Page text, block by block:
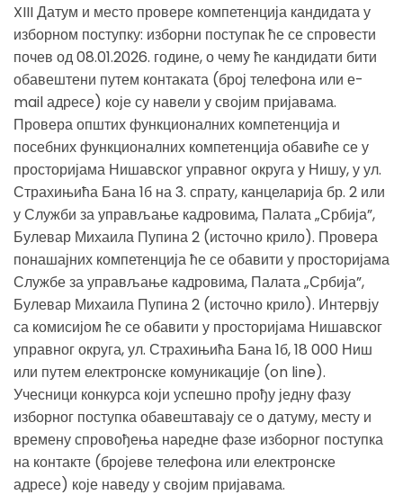
XIII Датум и место провере компетенција кандидата у
изборном поступку: изборни поступак ће се спровести
почев од 08.01.2026. године, о чему ће кандидати бити
обавештени путем контаката (број телефона или е-
mail адресе) које су навели у својим пријавама.
Провера општих функционалних компетенција и
посебних функционалних компетенција обавиће се у
просторијама Нишавског управног округа у Нишу, у ул.
Страхињића Бана 1б на 3. спрату, канцеларија бр. 2 или
у Служби за управљање кадровима, Палата „Србија”,
Булевар Михаила Пупина 2 (источно крило). Провера
понашајних компетенција ће се обавити у просторијама
Службе за управљање кадровима, Палата „Србија”,
Булевар Михаила Пупина 2 (источно крило). Интервју
са комисијом ће се обавити у просторијама Нишавског
управног округа, ул. Страхињића Бана 1б, 18 000 Ниш
или путем електронске комуникације (on line).
Учесници конкурса који успешно прођу једну фазу
изборног поступка обавештавају се о датуму, месту и
времену спровођења наредне фазе изборног поступка
на контакте (бројеве телефона или електронске
адресе) које наведу у својим пријавама.